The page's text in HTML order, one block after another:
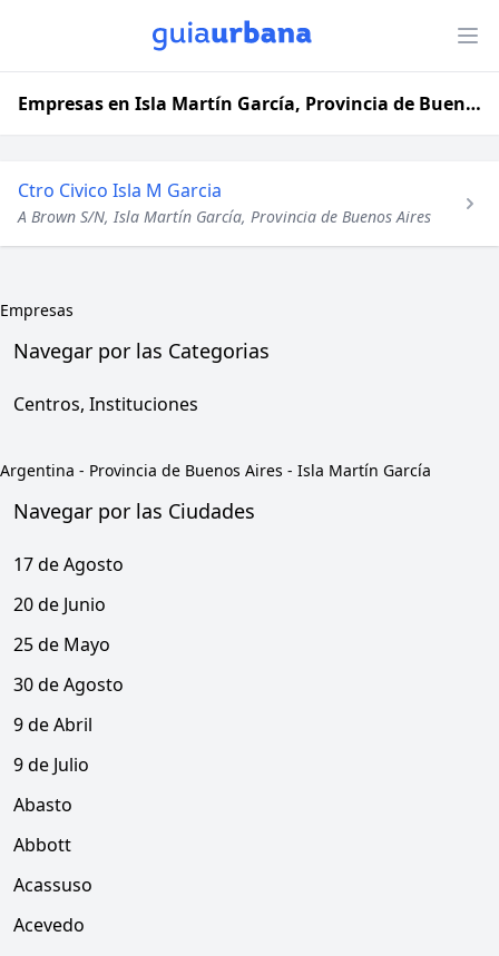
Empresas en Isla Martín García, Provincia de Buenos Aires
Ctro Civico Isla M Garcia
A Brown S/N, Isla Martín García, Provincia de Buenos Aires
Empresas
Navegar por las Categorias
Centros, Instituciones
Argentina - Provincia de Buenos Aires - Isla Martín García
Navegar por las Ciudades
17 de Agosto
20 de Junio
25 de Mayo
30 de Agosto
9 de Abril
9 de Julio
Abasto
Abbott
Acassuso
Acevedo